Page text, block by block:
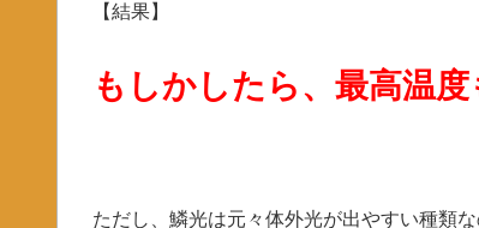
【結果】
もしかしたら、最高温
ただし、鱗光は元々体外光が出やすい種類